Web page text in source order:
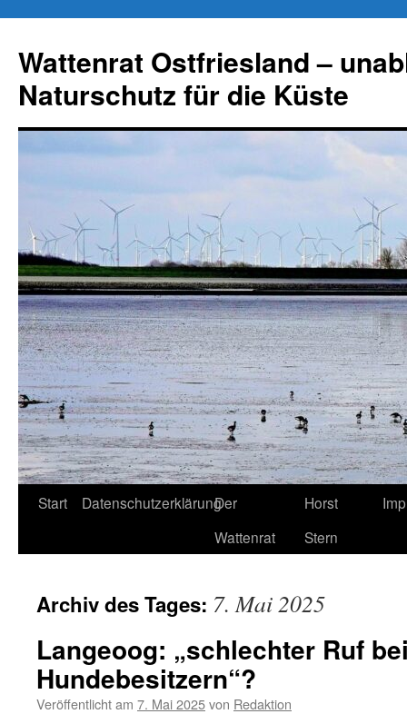
springen
Wattenrat Ostfriesland –
Naturschutz für die Küste
Start DatenschutzerklärungDer
Wattenrat
Horst
Stern
Archiv des Tages: 7. Mai 2025
Langeoog: „schlechter Ruf
Hundebesitzern“?
Veröffentlicht am 7. Mai 2025von Redaktion